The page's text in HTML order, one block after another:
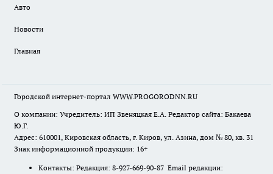
Авто
Новости
Главная
Городской интернет-портал WWW.PROGORODNN.RU
О компании: Учредитель: ИП Звеняцкая Е.А. Редактор сайта: Бакаева
Ю.Г.
Адрес: 610001, Кировская область, г. Киров, ул. Азина, дом № 80, кв. 31
Знак информационной продукции: 16+
Контакты: Редакция: 8-927-669-90-87 Email редакции: